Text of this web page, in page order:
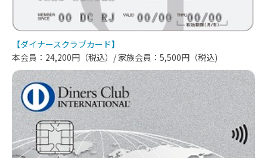
【ダイナースクラブカード】
本会員：24,200円（税込）/ 家族会員：5,500円（税込)